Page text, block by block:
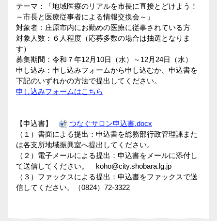
テーマ：「地域医療のリアルを市長に直接とどけよう！
～市長と医療従事者による情報交換会～」
対象者：庄原市内にお勤めの医療に従事されている方
対象人数：６人程度（応募多数の場合は抽選となりま
す）
募集期間：令和７年12月10日（水）～12月24日（水）
申し込み：申し込みフォームから申し込むか、申込書を
下記のいずれかの方法で提出してください。
申し込みフォームはこちら
【申込書】
つなぐサロン申込書.docx
（１）書面による提出：申込書を総務部行政管理課また
は各支所地域振興室へ提出してください。
（２）電子メールによる提出：申込書をメールに添付し
て送信してください。 koho@city.shobara.lg.jp
（３）ファックスによる提出：申込書をファックスで送
信してください。（0824）72-3322